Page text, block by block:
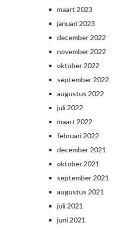
maart 2023
januari 2023
december 2022
november 2022
oktober 2022
september 2022
augustus 2022
juli 2022
maart 2022
februari 2022
december 2021
oktober 2021
september 2021
augustus 2021
juli 2021
juni 2021